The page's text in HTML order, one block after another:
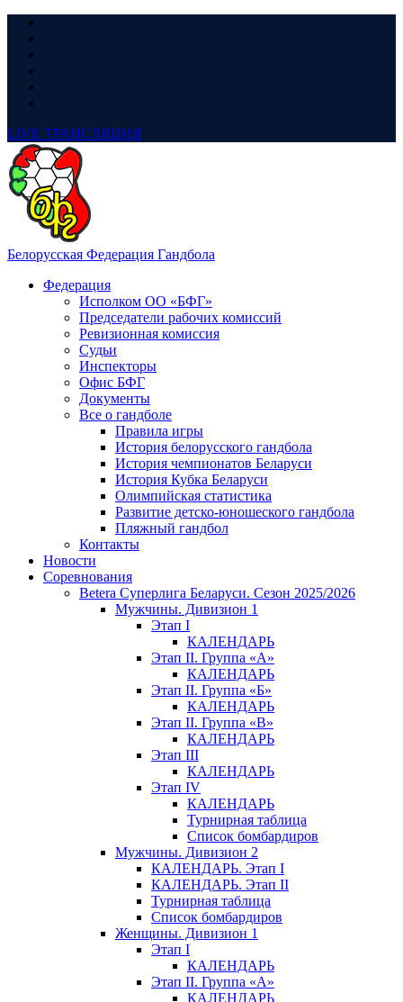
LIVE ТРАНСЛЯЦИЯ
Белорусская Федерация Гандбола
Федерация
Исполком ОО «БФГ»
Председатели рабочих комиссий
Ревизионная комиссия
Судьи
Инспекторы
Офис БФГ
Документы
Все о гандболе
Правила игры
История белорусского гандбола
История чемпионатов Беларуси
История Кубка Беларуси
Олимпийская статистика
Развитие детско-юношеского гандбола
Пляжный гандбол
Контакты
Новости
Соревнования
Betera Суперлига Беларуси. Сезон 2025/2026
Мужчины. Дивизион 1
Этап I
КАЛЕНДАРЬ
Этап II. Группа «А»
КАЛЕНДАРЬ
Этап II. Группа «Б»
КАЛЕНДАРЬ
Этап II. Группа «В»
КАЛЕНДАРЬ
Этап III
КАЛЕНДАРЬ
Этап IV
КАЛЕНДАРЬ
Турнирная таблица
Список бомбардиров
Мужчины. Дивизион 2
КАЛЕНДАРЬ. Этап I
КАЛЕНДАРЬ. Этап II
Турнирная таблица
Список бомбардиров
Женщины. Дивизион 1
Этап I
КАЛЕНДАРЬ
Этап II. Группа «А»
КАЛЕНДАРЬ